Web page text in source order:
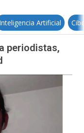
Inteligencia Artificial
periodistas,